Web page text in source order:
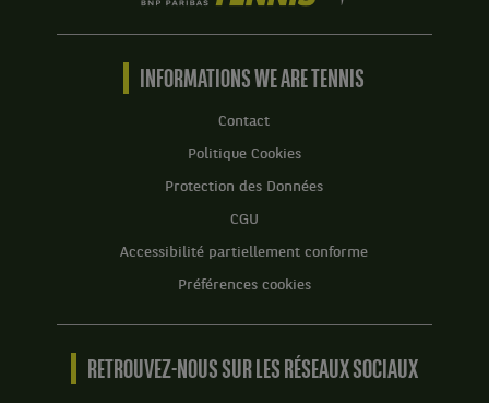
are
Tennis
BNP
Accueil
INFORMATIONS WE ARE TENNIS
Contact
Politique Cookies
Protection des Données
CGU
Accessibilité partiellement conforme
Préférences cookies
RETROUVEZ-NOUS SUR LES RÉSEAUX SOCIAUX